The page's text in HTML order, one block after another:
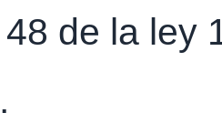
de la ley